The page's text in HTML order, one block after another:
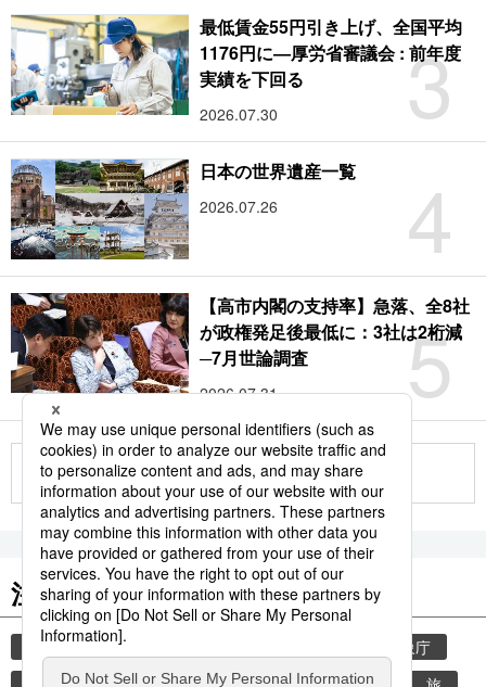
3
最低賃金55円引き上げ、全国平均
1176円に―厚労省審議会 : 前年度
実績を下回る
2026.07.30
4
日本の世界遺産一覧
2026.07.26
5
【高市内閣の支持率】急落、全8社
が政権発足後最低に：3社は2桁減
─7月世論調査
2026.07.31
もっと見る
注目のキーワード
共同通信ニュース
気象庁